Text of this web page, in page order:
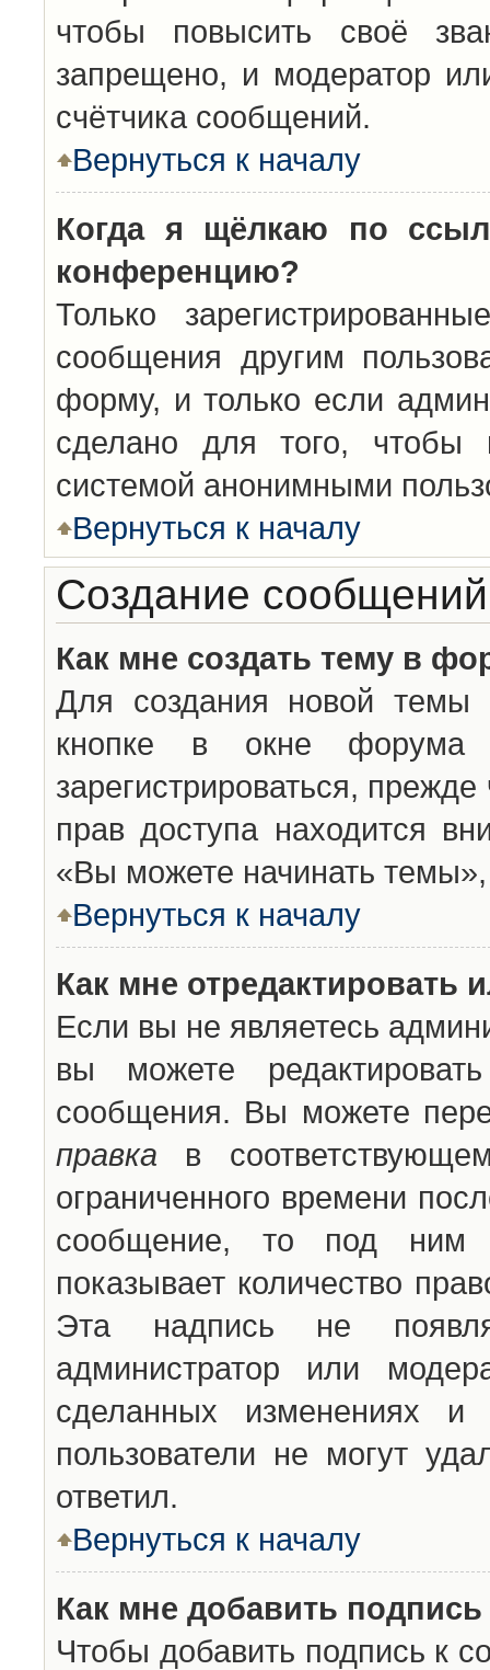
чтобы повысить своё
запрещено, и модератор
счётчика сообщений.
Вернуться к началу
Когда я щёлкаю по
конференцию?
Только
сообщения другим
форму, и только если
сделано для того, чтобы
системой анонимными
Вернуться к началу
Создание сообщений
Как мне создать тему в
Для создания новой темы
кнопке в окне
зарегистрироваться,
прав доступа находится
«Вы можете начинать
Вернуться к началу
Как мне отредактировать
Если вы не являетесь
вы можете
сообщения. Вы можете
правка в
ограниченного времени
сообщение, то под ним
показывает количество
Эта надпись не
администратор или
сделанных изменениях
пользователи не могут
ответил.
Вернуться к началу
Как мне добавить
Чтобы добавить подпись к